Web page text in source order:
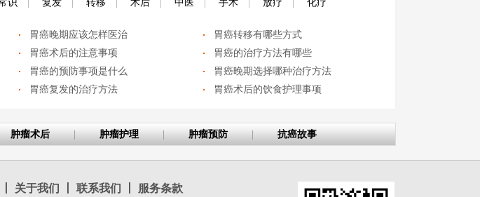
识 复发 转移 术后 中医 手术 放疗 化疗
胃癌晚期应该怎样医治
胃癌转移有哪些方式
胃癌术后的注意事项
胃癌的治疗方法有哪些
胃癌的预防事项是什么
胃癌晚期选择哪种治疗方法
胃癌复发的治疗方法 胃癌术后的饮食护理事项
肿瘤术后 肿瘤护理 肿瘤预防 抗癌故事
关于我们 联系我们 服务条款